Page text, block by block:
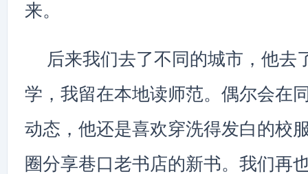
来。
后来我们去了不同的城市，他去
学，我留在本地读师范。偶尔会在
动态，他还是喜欢穿洗得发白的校
圈分享巷口老书店的新书。我们再